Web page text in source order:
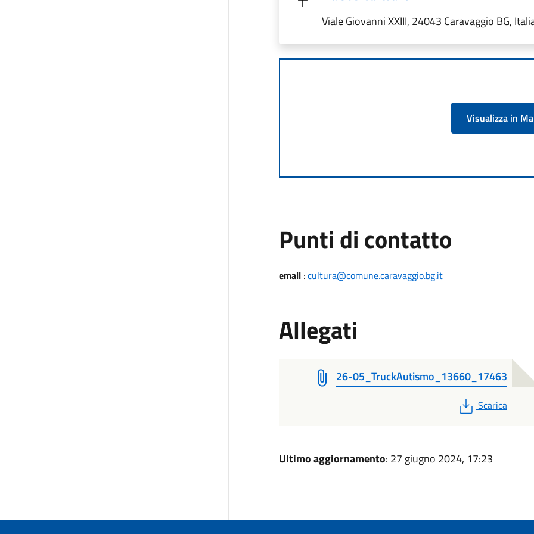
Viale Giovanni XXIII, 24043 Caravaggio BG,
Visualizza in
Punti di contatto
email:cultura@comune.caravaggio.bg.it
Allegati
26-05_TruckAutismo_13660_17463
PDF
Scarica
Ultimo aggiornamento: 27 giugno 2024, 17:23